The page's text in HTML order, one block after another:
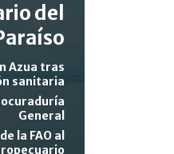
del
Azua tras
sanitaria
General
la FAO al